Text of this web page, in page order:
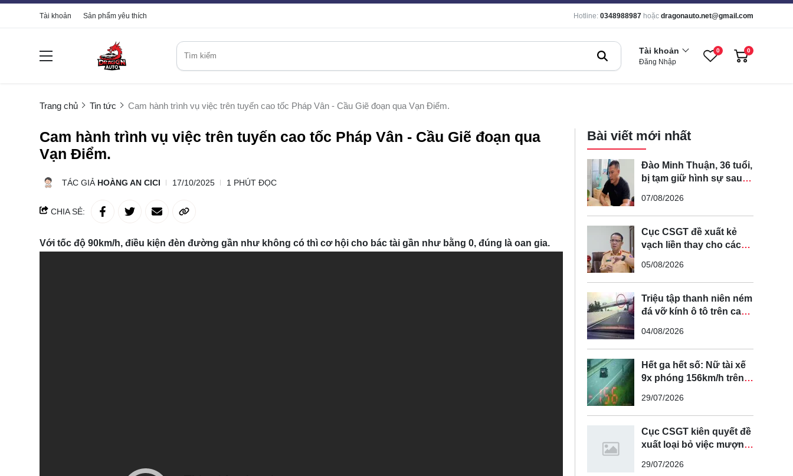
Tài khoản Sản phẩm yêu thích Hotline: 0348988987 hoặc dragonauto.net@gmail.com
Tài khoản
Đăng Nhập
0 0
Trang chủ Tin tức Cam hành trình vụ việc trên tuyến cao tốc Pháp Vân - Cầu Giẽ đoạn qua Vạn Điểm.
Cam hành trình vụ việc trên tuyến cao tốc Pháp Vân - Cầu Giẽ đoạn qua
Vạn Điểm.
TÁC GIẢ HOÀNG AN CICI 17/10/2025 1 PHÚT ĐỌC
CHIA SẺ:
Với tốc độ 90km/h, điều kiện đèn đường gần như không có thì cơ hội cho bác tài gần như bằng 0, đúng là oan gia.
Bài viết mới nhất
Đào Minh Thuận, 36 tuổi,
bị tạm giữ hình sự sau
rồi đạp ngã chồng cũ
của bạn gái
07/08/2026
Cục CSGT đề xuất kẻ
vạch liền thay cho các
tuyến đường cong, cua,
đèo dốc để tránh tài xế
vượt ẩu
05/08/2026
Triệu tập thanh niên ném
đá vỡ kính ô tô trên cao
04/08/2026
Hết ga hết số: Nữ tài xế
9x phóng 156km/h trên
29/07/2026
Cục CSGT kiên quyết đề
xuất loại bỏ việc mượn
để vượt xe
29/07/2026